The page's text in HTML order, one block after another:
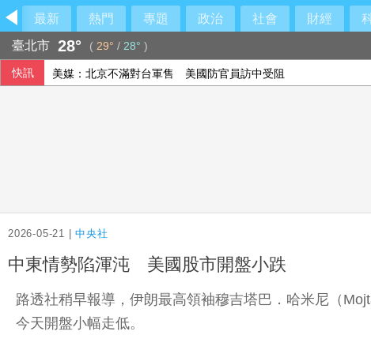
最新 熱門 專題 政治 社會 財經
臺北市 28° ( 29° / 28° )
快訊 美媒：北京不滿對台軍售 美國防官員訪中受阻
2026-05-21 |中央社
中東情勢陷渾沌 美國股市開盤小跌
路透社稍早報導，伊朗最高領袖穆吉塔巴．哈米尼（
今天開盤小幅走低。